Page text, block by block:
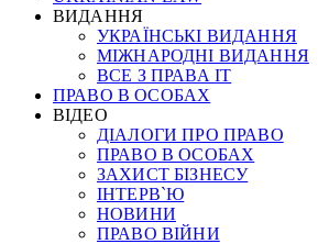
ВИДАННЯ
УКРАЇНСЬКІ ВИДАННЯ
МІЖНАРОДНІ ВИДАННЯ
ВСЕ З ПРАВА ІТ
ПРАВО В ОСОБАХ
ВІДЕО
ДІАЛОГИ ПРО ПРАВО
ПРАВО В ОСОБАХ
ЗАХИСТ БІЗНЕСУ
ІНТЕРВ`Ю
НОВИНИ
ПРАВО ВІЙНИ